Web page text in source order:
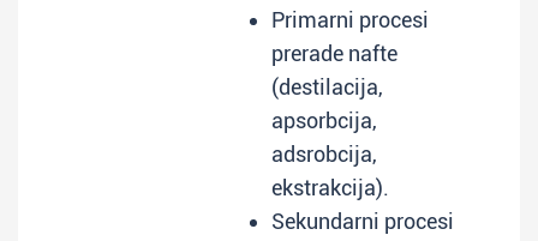
Primarni procesi
prerade nafte
(destilacija,
apsorbcija,
adsrobcija,
ekstrakcija).
Sekundarni procesi